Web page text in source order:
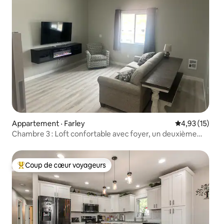
Appartement · Farley Note
4,93 (15)
Chambre 3 : Loft confortable avec foyer, un deuxième
Coup de cœur voyageurs parmi les plus aimés
Coup de cœur voyageurs